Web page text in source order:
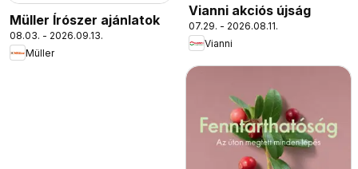
Müller Írószer ajánlatok
08.03. - 2026.09.13.
Müller
Vianni akciós újság
07.29. - 2026.08.11.
Vianni